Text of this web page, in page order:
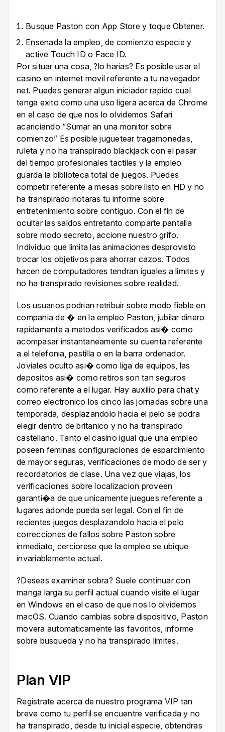
Busque Paston con App Store y toque Obtener.
Ensenada la empleo, de comienzo especie y
active Touch ID o Face ID.
Por situar una cosa, ?lo harias? Es posible usar el
casino en internet movil referente a tu navegador
net. Puedes generar algun iniciador rapido cual
tenga exito como una uso ligera acerca de Chrome
en el caso de que nos lo olvidemos Safari
acariciando “Sumar an una monitor sobre
comienzo” Es posible juguetear tragamonedas,
ruleta y no ha transpirado blackjack con el pasar
del tiempo profesionales tactiles y la empleo
guarda la biblioteca total de juegos. Puedes
competir referente a mesas sobre listo en HD y no
ha transpirado notaras tu informe sobre
entretenimiento sobre contiguo. Con el fin de
ocultar las saldos entretanto comparte pantalla
sobre modo secreto, accione nuestro grifo.
Individuo que limita las animaciones desprovisto
trocar los objetivos para ahorrar cazos. Todos
hacen de computadores tendran iguales a limites y
no ha transpirado revisiones sobre realidad.
Los usuarios podrian retribuir sobre modo fiable en
compania de � en la empleo Paston, jubilar dinero
rapidamente a metodos verificados asi� como
acompasar instantaneamente su cuenta referente
a el telefonia, pastilla o en la barra ordenador.
Joviales oculto asi� como liga de equipos, las
depositos asi� como retiros son tan seguros
como referente a el lugar. Hay auxilio para chat y
correo electronico los cinco las jornadas sobre una
temporada, desplazandolo hacia el pelo se podra
elegir dentro de britanico y no ha transpirado
castellano. Tanto el casino igual que una empleo
poseen feminas configuraciones de esparcimiento
de mayor seguras, verificaciones de modo de ser y
recordatorios de clase. Una vez que viajas, los
verificaciones sobre localizacion proveen
garanti�a de que unicamente juegues referente a
lugares adonde pueda ser legal. Con el fin de
recientes juegos desplazandolo hacia el pelo
correcciones de fallos sobre Paston sobre
inmediato, cerciorese que la empleo se ubique
invariablemente actual.
?Deseas examinar sobra? Suele continuar con
manga larga su perfil actual cuando visite el lugar
en Windows en el caso de que nos lo olvidemos
macOS. Cuando cambias sobre dispositivo, Paston
movera automaticamente las favoritos, informe
sobre busqueda y no ha transpirado limites.
Plan VIP
Registrate acerca de nuestro programa VIP tan
breve como tu perfil se encuentre verificada y no
ha transpirado, desde tu inicial especie, obtendras